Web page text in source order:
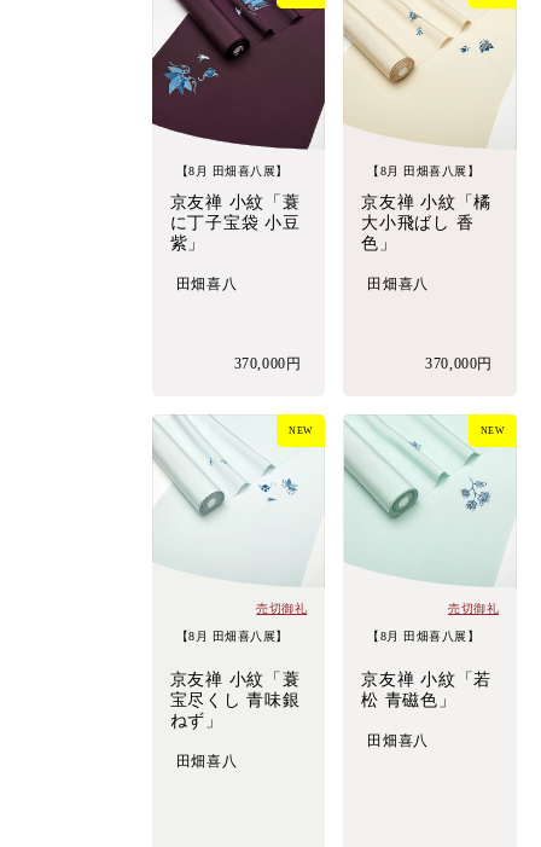
【8月 田畑喜八展】
京友禅 小紋「蓑
に丁子宝袋 小豆
紫」
田畑喜八
370,000円
【8月 田畑喜八展】
京友禅 小紋「橘
大小飛ばし 香
色」
田畑喜八
370,000円
売切御礼
【8月 田畑喜八展】
京友禅 小紋「蓑
宝尽くし 青味銀
ねず」
田畑喜八
NEW
売切御礼
【8月 田畑喜八展】
京友禅 小紋「若
松 青磁色」
田畑喜八
NEW